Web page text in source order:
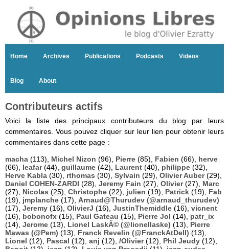
Home Archives Publications Podcasts Videos
Blog About
Contributeurs actifs
Voici la liste des principaux contributeurs du blog par leurs
commentaires. Vous pouvez cliquer sur leur lien pour obtenir leurs
commentaires dans cette page :
macha (113), Michel Nizon (96), Pierre (85), Fabien (66), herve
(66), leafar(44), guillaume (42), Laurent (40), philippe (32),
Herve Kabla (30), rthomas (30), Sylvain (29), Olivier Auber(29),
Daniel COHEN-ZARDI (28), Jeremy Fain (27), Olivier(27), Marc
(27), Nicolas (25), Christophe (22), julien (19), Patrick (19), Fab
(19), jmplanche (17), Arnaud@Thurudev (@arnaud_thurudev)
(17), Jeremy (16), OlivierJ (16), JustinThemiddle (16), vicnent
(16), bobonofx (15), Paul Gateau (15), Pierre Jol (14), patr_ix
(14), Jerome (13), Lionel LaskÃ© (@lionellaske) (13), Pierre
Mawas (@Pem) (13), Franck Revelin (@FranckAtDell) (13),
Lionel (12), Pascal (12), anj (12), /Olivier(12), Phil Jeudy (12),